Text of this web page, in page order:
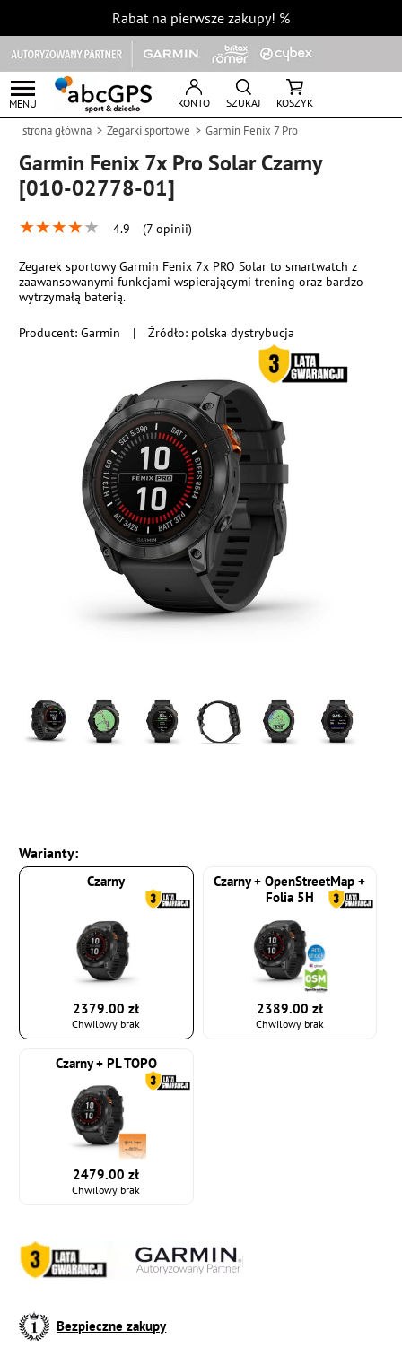
Rabat na pierwsze zakupy! %
MENU KONTO SZUKAJ KOSZYK
strona główna Zegarki sportowe Garmin Fenix 7 Pro
Garmin Fenix 7x Pro Solar Czarny
[010-02778-01]
★★★★★ 4.9 (7 opinii)
Producent:Garmin | Źródło: polska dystrybucja
Zegarek sportowy Garmin Fenix 7x PRO Solar to smartwatch z
zaawansowanymi funkcjami wspierającymi trening oraz bardzo
wytrzymałą baterią.
Warianty:
Czarny
2379.00 zł
Chwilowy brak
Czarny + OpenStreetMap +
Folia 5H
2389.00 zł
Chwilowy brak
Czarny + PL TOPO
2479.00 zł
Chwilowy brak
Bezpieczne zakupy